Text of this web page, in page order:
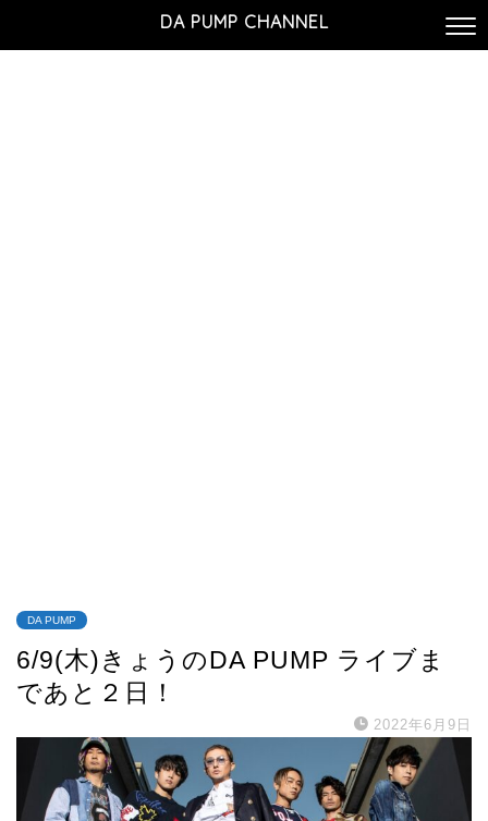
DA PUMP CHANNEL
DA PUMP
6/9(木)きょうのDA PUMP ライブま
であと２日！
2022年6月9日